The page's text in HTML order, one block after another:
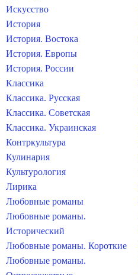
Искусство
История
История. Востока
История. Европы
История. России
Классика
Классика. Русская
Классика. Советская
Классика. Украинская
Контркультура
Кулинария
Культурология
Лирика
Любовные романы
Любовные романы.
Исторический
Любовные романы. Короткие
Любовные романы.